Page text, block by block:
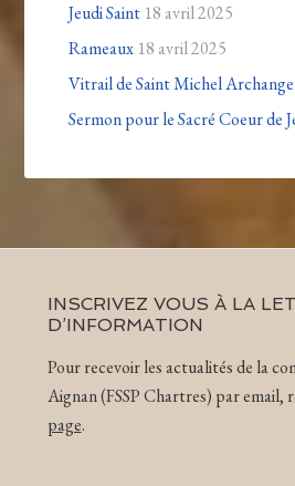
Jeudi Saint 18 avril 2025
Rameaux 18 avril 2025
Vitrail de Saint Michel Archange
Sermon pour le Sacré Coeur de
INSCRIVEZ VOUS À LA
D’INFORMATION
Pour recevoir les actualités de la
Aignan (FSSP Chartres) par email,
page.